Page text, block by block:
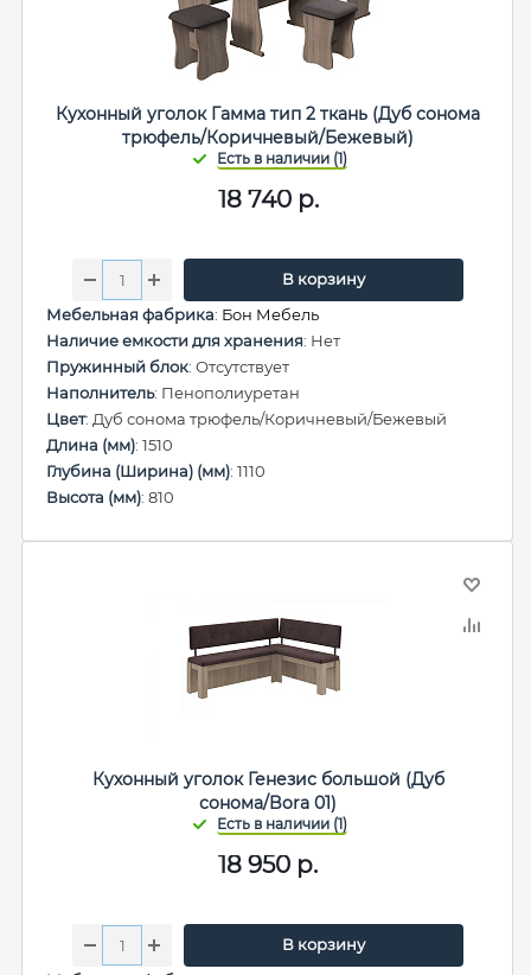
Кухонный уголок Гамма тип 2 ткань (Дуб сонома
трюфель/Коричневый/Бежевый)
18 740р.
В корзину
Мебельная фабрика: Бон Мебель
Наличие емкости для хранения: Нет
Пружинный блок: Отсутствует
Наполнитель: Пенополиуретан
Цвет: Дуб сонома трюфель/Коричневый/Бежевый
Длина (мм): 1510
Глубина (Ширина) (мм): 1110
Высота (мм): 810
Кухонный уголок Генезис большой (Дуб
сонома/Bora 01)
18 950 р.
В корзину